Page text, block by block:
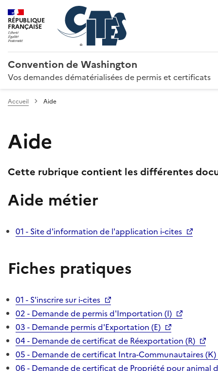
RÉPUBLIQUE
FRANÇAISE
Convention de Washington
Vos demandes dématérialisées de permis et certificats
Accueil Aide
Aide
Cette rubrique contient les différentes
Aide métier
01 - Site d'information de l'application i-cites
Fiches pratiques
01 - S'inscrire sur i-cites
02 - Demande de permis d'Importation (I)
03 - Demande permis d'Exportation (E)
04 - Demande de certificat de Réexportation (R)
05 - Demande de certificat Intra-Communautaires (K)
06 - Demande de certificat de Propriété pour animal